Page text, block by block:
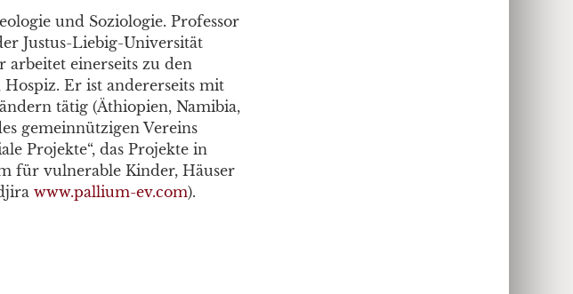
und Soziologie. Professor
Justus-Liebig-Universität
arbeitet einerseits zu den
Er ist andererseits mit
tätig (Äthiopien, Namibia,
gemeinnützigen Vereins
Projekte“, das Projekte in
für vulnerable Kinder, Häuser
www.pallium-ev.com).